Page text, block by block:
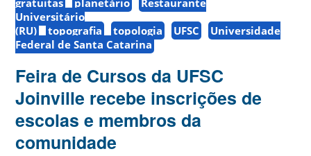
gratuitas
planetário
Restaurante
Universitário
(RU)
topografia topologia UFSC
Universidade
Federal de Santa Catarina
Feira de Cursos da UFSC
Joinville recebe inscrições de
escolas e membros da
comunidade